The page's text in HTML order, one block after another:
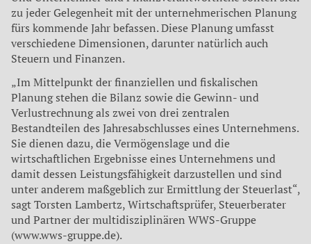
zu jeder Gelegenheit mit der unternehmerischen Planung
fürs kommende Jahr befassen. Diese Planung umfasst
verschiedene Dimensionen, darunter natürlich auch
Steuern und Finanzen.
„Im Mittelpunkt der finanziellen und fiskalischen
Planung stehen die Bilanz sowie die Gewinn- und
Verlustrechnung als zwei von drei zentralen
Bestandteilen des Jahresabschlusses eines Unternehmens.
Sie dienen dazu, die Vermögenslage und die
wirtschaftlichen Ergebnisse eines Unternehmens und
damit dessen Leistungsfähigkeit darzustellen und sind
unter anderem maßgeblich zur Ermittlung der Steuerlast“,
sagt Torsten Lambertz, Wirtschaftsprüfer, Steuerberater
und Partner der multidisziplinären WWS-Gruppe
(www.wws-gruppe.de).